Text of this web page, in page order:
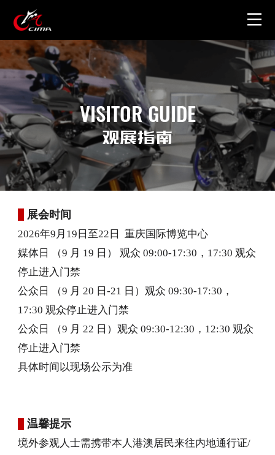
首页
关于展会
图片视频
周边产品
联系我们
中文 English Español
VISITOR GUIDE
观展指南
展会时间
2026年9月19日至22日 重庆国际博览中心
媒体日 （9 月 19 日） 观众 09:00-17:30，17:30 观众
停止进入门禁
公众日 （9 月 20 日-21 日）观众 09:30-17:30，
17:30 观众停止进入门禁
公众日 （9 月 22 日）观众 09:30-12:30，12:30 观众
停止进入门禁
具体时间以现场公示为准
温馨提示
境外参观人士需携带本人港澳居民来往内地通行证/